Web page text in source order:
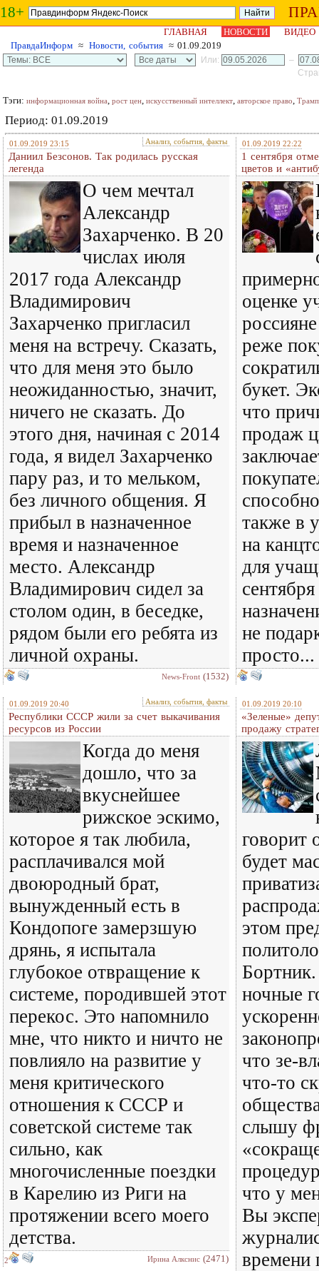
18+
ГЛАВНАЯ НОВОСТИ
ВИДЕО
ПравдаИнформ ≈ Новости, события ≈ 01.09.2019
Или:
–
Тэги: информационная война, рост цен, искусственный интеллект, авторское право, Трамп
Период: 01.09.2019
01.09.2019 23:15 Анализ, события, факты
Даниил Безсонов. Так родилась русская
легенда
О чем мечтал
Александр
Захарченко. В 20
числах июля
2017 года Александр
Владимирович
Захарченко пригласил
меня на встречу. Сказать,
что для меня это было
неожиданностью, значит,
ничего не сказать. До
этого дня, начиная с 2014
года, я видел Захарченко
пару раз, и то мельком,
без личного общения. Я
прибыл в назначенное
время и назначенное
место. Александр
Владимирович сидел за
столом один, в беседке,
рядом были его ребята из
личной охраны.
News-Front (1532)
01.09.2019 22:22
1 сентября
цветов и
оценке
реже
букет.
что
продаж
также в
на
для
не
просто...
01.09.2019 20:40 Анализ, события, факты
Республики СССР жили за счет выкачивания
ресурсов из России
Когда до меня
дошло, что за
вкуснейшее
рижское эскимо,
которое я так любила,
расплачивался мой
двоюродный брат,
вынужденный есть в
Кондопоге замерзшую
дрянь, я испытала
глубокое отвращение к
системе, породившей этот
перекос. Это напомнило
мне, что никто и ничто не
повлияло на развитие у
меня критического
отношения к СССР и
советской системе так
сильно, как
многочисленные поездки
в Карелию из Риги на
протяжении всего моего
детства.
2 Ирина Алкснис (2471)
01.09.2019 20:10
«Зеленые»
продажу
говорит
будет
этом
ночные
что зе-
что-то
слышу
что у
Вы
времени